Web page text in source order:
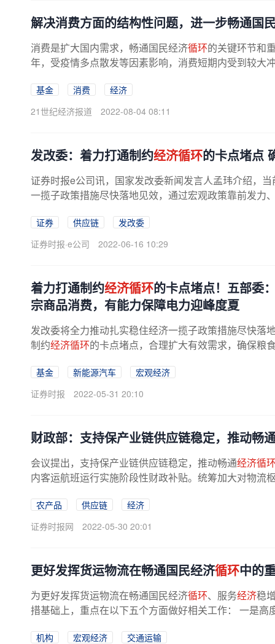
解决消费方面的结构性问题，进一步畅通国
消费是扩大国内需求，畅通国民经济循环的关键环节和
年，受疫情多点散发等因素影响，消费短期内受到较大
基金 消费
经济
21世纪经济报道
2022-08-04 08:11
发改委：着力打通制约经济循环的卡点堵点
证券时报e公司讯，国家发改委新闻发言人孟玮介绍，
一揽子政策措施尽快落地见效，通过宏观政策靠前发力
证券 供应链
发改委
证券时报·e公司
2022-06-16 10:29
着力打通制约经济循环的卡点堵点！五部委
宗商品消费，有能力保障电力迎峰度夏
发改委将全力推动扎实稳住经济一揽子政策措施尽快落
制约经济循环的卡点堵点，合理扩大有效需求，确保粮
基金 新能源汽车
宏观经济
证券时报
2022-05-31 20:10
财政部：支持保产业链供应链稳定，推动畅
会议提出，支持保产业链供应链稳定，推动畅通经济循
内客运航班运行实施阶段性财政补贴。统筹加大对物流
农产品 供应链
经济
证券时报网
2022-05-30 20:01
更好发挥货运物流在畅通国民经济循环中的
为更好发挥货运物流在畅通国民经济循环、服务经济稳
措基础上，重点在以下五个方面做好相关工作： 一是
机构 宏观经济
交通运输